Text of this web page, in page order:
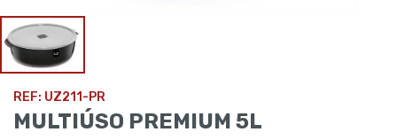
REF: UZ211-PR
MULTIÚSO PREMIUM 5L